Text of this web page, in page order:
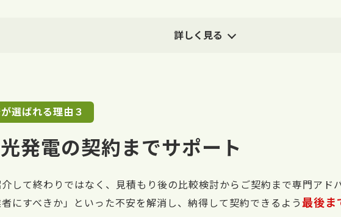
詳しく見る
選ばれる理由３
発電の契約までサポート
して終わりではなく、見積もり後の比較検討からご契約まで専門アド
者にすべきか」といった不安を解消し、納得して契約できるよう 最後ま